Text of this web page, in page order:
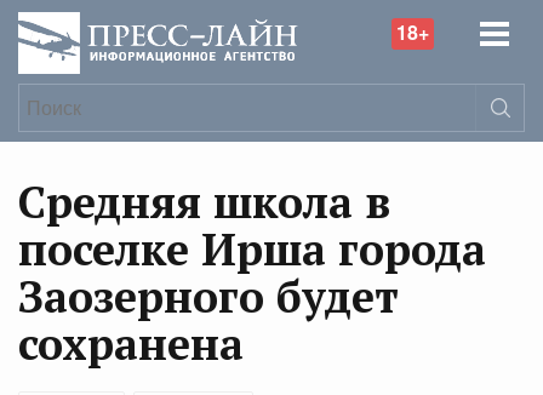
18+
Средняя школа в
поселке Ирша города
Заозерного будет
сохранена